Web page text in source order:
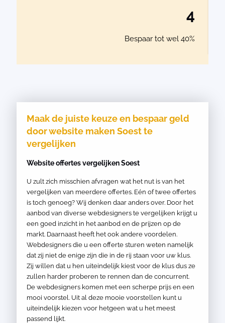
4
Bespaar tot wel 40%
Maak de juiste keuze en bespaar geld
door website maken Soest te
vergelijken
Website offertes vergelijken Soest
U zult zich misschien afvragen wat het nut is van het
vergelijken van meerdere offertes. Eén of twee offertes
is toch genoeg? Wij denken daar anders over. Door het
aanbod van diverse webdesigners te vergelijken krijgt u
een goed inzicht in het aanbod en de prijzen op de
markt. Daarnaast heeft het ook andere voordelen.
Webdesigners die u een offerte sturen weten namelijk
dat zij niet de enige zijn die in de rij staan voor uw klus.
Zij willen dat u hen uiteindelijk kiest voor de klus dus ze
zullen harder proberen te rennen dan de concurrent.
De webdesigners komen met een scherpe prijs en een
mooi voorstel. Uit al deze mooie voorstellen kunt u
uiteindelijk kiezen voor hetgeen wat u het meest
passend lijkt.